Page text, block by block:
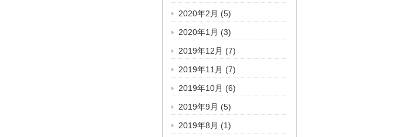
2020年2月 (5)
2020年1月 (3)
2019年12月 (7)
2019年11月 (7)
2019年10月 (6)
2019年9月 (5)
2019年8月 (1)